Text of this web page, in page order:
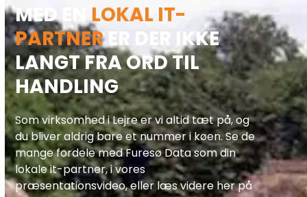
MED ENLOKAL IT-
PARTNERER DER IKKE
LANGT FRA ORD TIL
HANDLING
Som virksomhed i Lejre er vi altid tæt på, og
du bliver aldrig bare et nummer i køen. Se de
mange fordele med Furesø Data som din
lokale it-partner, i vores
præsentationsvideo, eller læs videre her på